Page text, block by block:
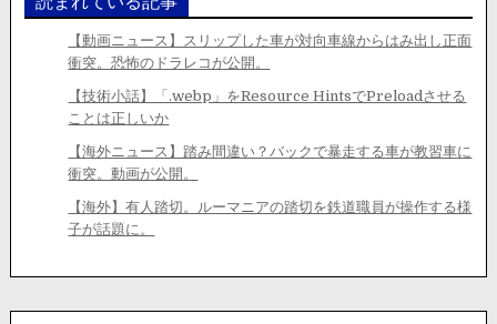
【動画ニュース】スリップした車が対向車線からはみ出し正面
衝突。恐怖のドラレコが公開。
【技術小話】「.webp」をResource HintsでPreloadさせる
ことは正しいか
【海外ニュース】踏み間違い？バックで暴走する車が教習車に
衝突。動画が公開。
【海外】有人踏切。ルーマニアの踏切を鉄道職員が操作する様
子が話題に。